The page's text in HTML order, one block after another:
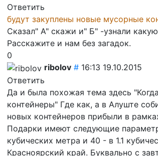
Ответить
будут закуплены новые мусорные
Сказал" А" скажи и" Б" -узнали
Расскажите и нам без загадок.
0
ribolov # 16:13 19.10.2015
Ответить
Да и была похожая тема здесь
контейнеры" Где как, а в Алуште
новых контейнеров прибыли в
Подарки имеют следующие
кубических метра и 40 - в 1.1
Красноярский край. Буквально с